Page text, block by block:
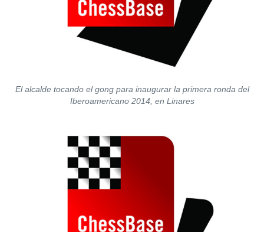
El alcalde tocando el gong para inaugurar la primera ronda del
Iberoamericano 2014, en Linares